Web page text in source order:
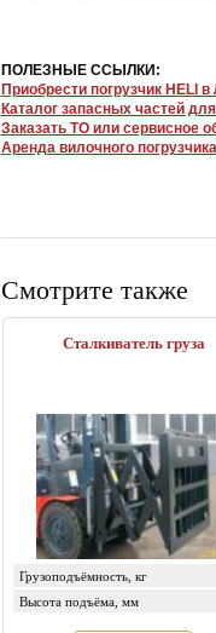
ПОЛЕЗНЫЕ ССЫЛКИ:
Приобрести погрузчик HELI
Каталог запасных частей для
Заказать ТО или сервисное
Аренда вилочного
Смотрите также
Сталкиватель груза
Грузоподъёмность, кг
Высота подъёма, мм